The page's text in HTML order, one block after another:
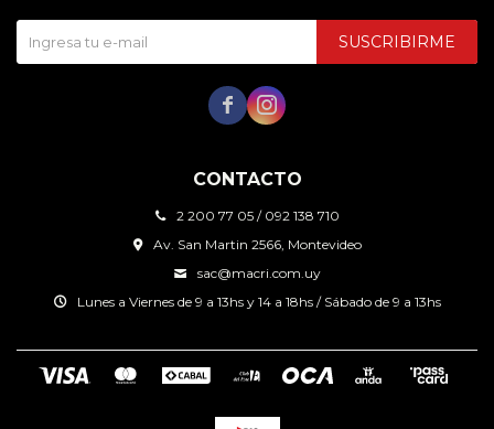
CONTACTO
2 200 77 05 / 092 138 710
Av. San Martin 2566, Montevideo
sac@macri.com.uy
Lunes a Viernes de 9 a 13hs y 14 a 18hs / Sábado de 9 a 13hs
SUSCRIBIRME
 